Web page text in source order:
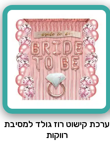
ערכת קישוט רוז גולד למסיבת
רווקות